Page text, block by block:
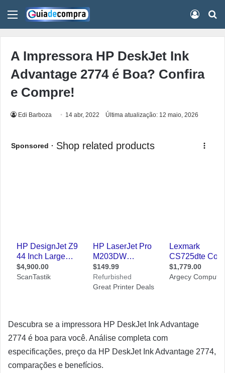
Menu
A Impressora HP DeskJet Ink
Advantage 2774 é Boa? Confira
e Compre!
Edi Barboza 14 abr, 2022 Última atualização: 12 maio, 2026
Descubra se a impressora HP DeskJet Ink Advantage
2774 é boa para você. Análise completa com
especificações, preço da HP DeskJet Ink Advantage 2774,
comparações e benefícios.